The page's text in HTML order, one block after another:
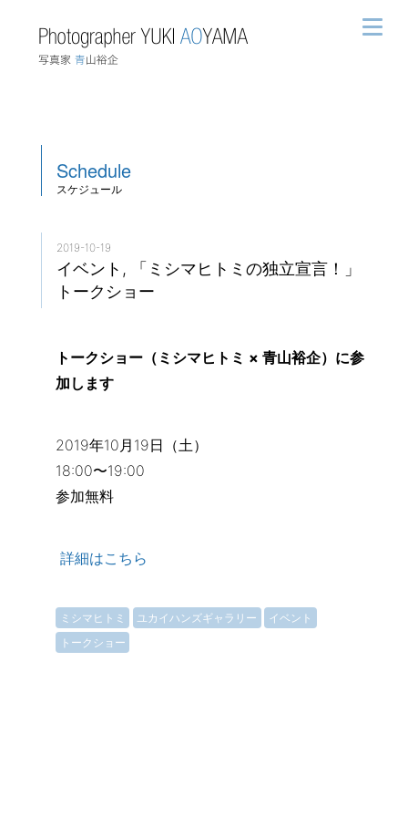
Schedule
スケジュール
2019-10-19
イベント, 「ミシマヒトミの独立宣言！」
トークショー
トークショー（ミシマヒトミ × 青山裕企）に参
加します
2019年10月19日（土）
18:00〜19:00
参加無料
詳細はこちら
ミシマヒトミ ユカイハンズギャラリー
イベント
トークショー